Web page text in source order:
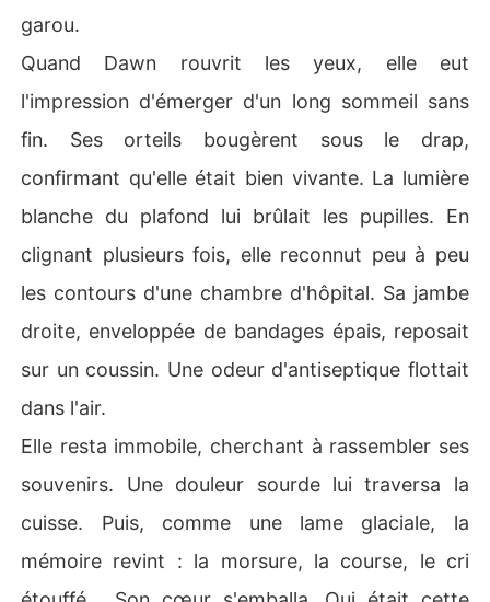
garou.
Quand Dawn rouvrit les yeux, elle eut
l'impression d'émerger d'un long sommeil sans
fin. Ses orteils bougèrent sous le drap,
confirmant qu'elle était bien vivante. La lumière
blanche du plafond lui brûlait les pupilles. En
clignant plusieurs fois, elle reconnut peu à peu
les contours d'une chambre d'hôpital. Sa jambe
droite, enveloppée de bandages épais, reposait
sur un coussin. Une odeur d'antiseptique flottait
dans l'air.
Elle resta immobile, cherchant à rassembler ses
souvenirs. Une douleur sourde lui traversa la
cuisse. Puis, comme une lame glaciale, la
mémoire revint : la morsure, la course, le cri